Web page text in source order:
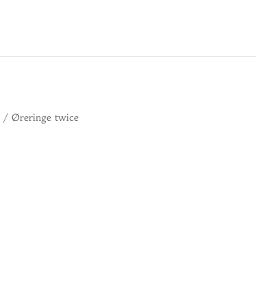
/ Øreringe twice